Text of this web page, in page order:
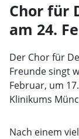
Chor für
am 24.
Der Chor für
Freunde singt
Februar, um
Klinikums
Nach einem